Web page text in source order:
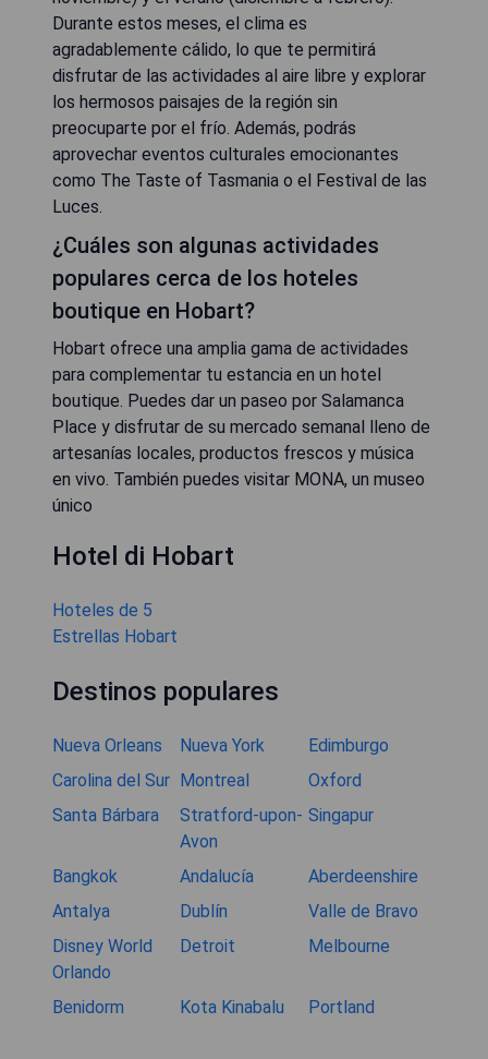
Durante estos meses, el clima es
agradablemente cálido, lo que te permitirá
disfrutar de las actividades al aire libre y explorar
los hermosos paisajes de la región sin
preocuparte por el frío. Además, podrás
aprovechar eventos culturales emocionantes
como The Taste of Tasmania o el Festival de las
Luces.
¿Cuáles son algunas actividades
populares cerca de los hoteles
boutique en Hobart?
Hobart ofrece una amplia gama de actividades
para complementar tu estancia en un hotel
boutique. Puedes dar un paseo por Salamanca
Place y disfrutar de su mercado semanal lleno de
artesanías locales, productos frescos y música
en vivo. También puedes visitar MONA, un museo
único
Hotel di Hobart
Hoteles de 5
Estrellas Hobart
Destinos populares
Nueva Orleans Nueva York
Edimburgo
Carolina del Sur
Montreal
Oxford
Santa Bárbara
Stratford-upon-
Avon
Singapur
Bangkok Andalucía
Aberdeenshire
Antalya
Dublín
Valle de Bravo
Disney World
Orlando
Detroit Melbourne
Benidorm Kota Kinabalu Portland